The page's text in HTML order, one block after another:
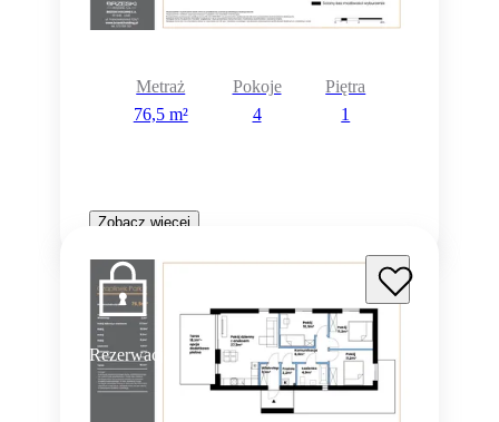
Metraż
76,5 m²
Pokoje
4
Piętra
1
Zobacz więcej
Rezerwacja